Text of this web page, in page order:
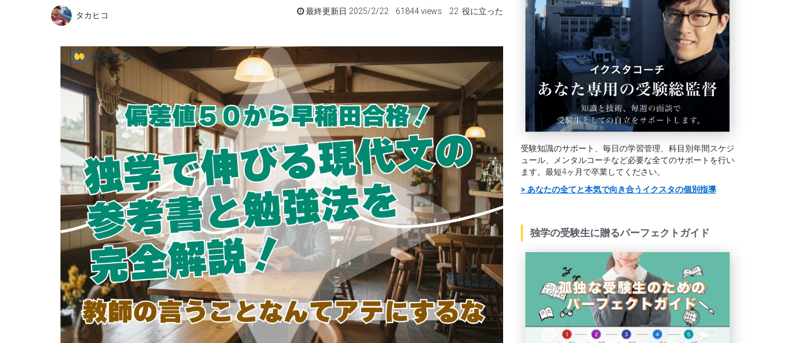
タカヒコ 最終更新日 2025/2/22 61844 views 22 役に立った
受験知識のサポート、毎日の学習管理、科目別年間スケジ
ュール、メンタルコーチなど必要な全てのサポートを行い
ます。最短4ヶ月で卒業してください。
> あなたの全てと本気で向き合うイクスタの個別指導
独学の受験生に贈るパーフェクトガイド